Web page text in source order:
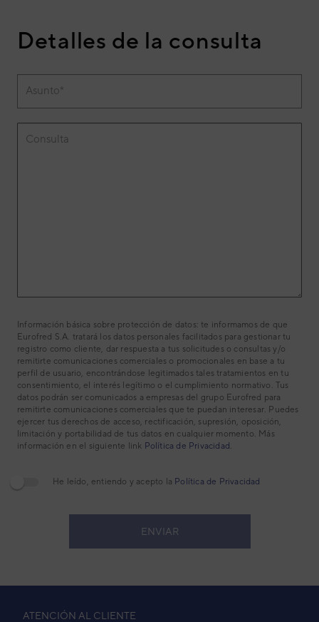
Detalles de la consulta
Asunto*
Consulta
Información básica sobre protección de datos: te informamos de que
Eurofred S.A. tratará los datos personales facilitados para gestionar tu
registro como cliente, dar respuesta a tus solicitudes o consultas y/o
remitirte comunicaciones comerciales o promocionales en base a tu
perfil de usuario, encontrándose legitimados tales tratamientos en tu
consentimiento, el interés legítimo o el cumplimiento normativo. Tus
datos podrán ser comunicados a empresas del grupo Eurofred para
remitirte comunicaciones comerciales que te puedan interesar. Puedes
ejercer tus derechos de acceso, rectificación, supresión, oposición,
limitación y portabilidad de tus datos en cualquier momento. Más
información en el siguiente link Política de Privacidad .
He leído, entiendo y acepto la Política de Privacidad
ENVIAR
ATENCIÓN AL CLIENTE